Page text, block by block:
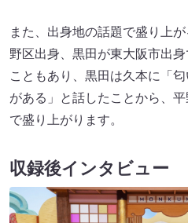
また、出身地の話題で盛り上
野区出身、黒田が東大阪市出
こともあり、黒田は久本に「
がある」と話したことから、
で盛り上がります。
収録後インタビュー